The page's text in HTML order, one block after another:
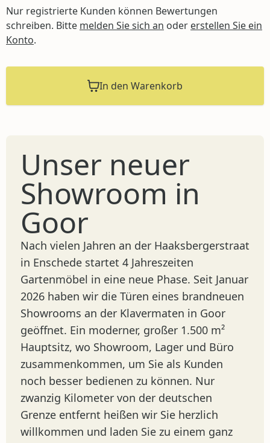
Nur registrierte Kunden können Bewertungen
schreiben. Bitte melden Sie sich an oder erstellen Sie ein
Konto.
In den Warenkorb
Unser neuer
Showroom in
Goor
Nach vielen Jahren an der Haaksbergerstraat
in Enschede startet 4 Jahreszeiten
Gartenmöbel in eine neue Phase. Seit Januar
2026 haben wir die Türen eines brandneuen
Showrooms an der Klavermaten in Goor
geöffnet. Ein moderner, großer 1.500 m²
Hauptsitz, wo Showroom, Lager und Büro
zusammenkommen, um Sie als Kunden
noch besser bedienen zu können. Nur
zwanzig Kilometer von der deutschen
Grenze entfernt heißen wir Sie herzlich
willkommen und laden Sie zu einem ganz